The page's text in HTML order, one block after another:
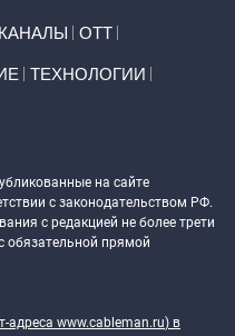
ОТТ
ТЕХНОЛОГИИ
на сайте
с законодательством РФ.
с редакцией не более трети
обязательной прямой
адреса www.cableman.ru) в